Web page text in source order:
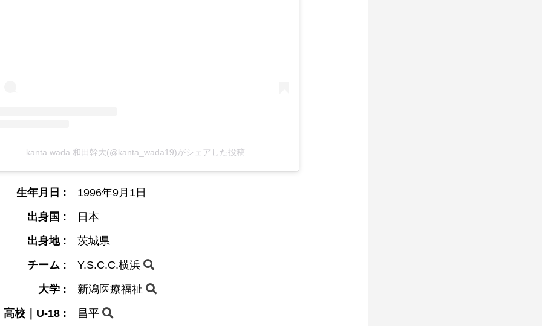
kanta wada 和田幹大(@kanta_wada19)がシェアした投稿
生年月日 :
1996年9月1日
出身国 :
日本
出身地 :
茨城県
チーム :
Y.S.C.C.横浜
大学 :
新潟医療福祉
高校｜U-18 :
昌平